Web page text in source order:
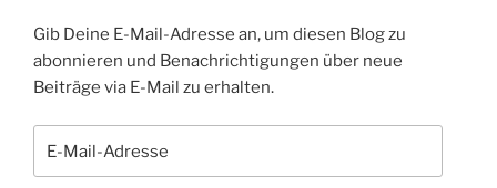
Gib Deine E-Mail-Adresse an, um diesen Blog zu
abonnieren und Benachrichtigungen über neue
Beiträge via E-Mail zu erhalten.
Mail-